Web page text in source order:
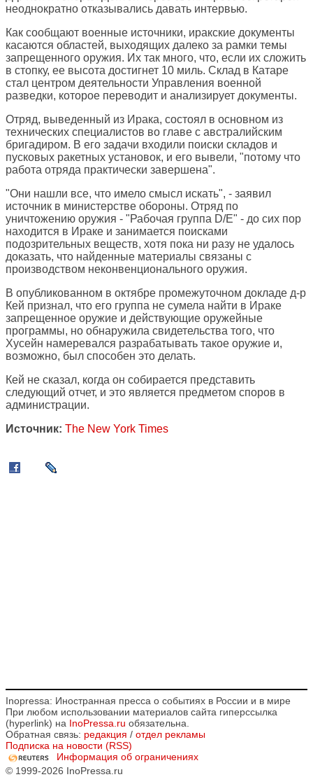
неоднократно отказывались давать интервью.
Как сообщают военные источники, иракские документы
касаются областей, выходящих далеко за рамки темы
запрещенного оружия. Их так много, что, если их сложить
в стопку, ее высота достигнет 10 миль. Склад в Катаре
стал центром деятельности Управления военной
разведки, которое переводит и анализирует документы.
Отряд, выведенный из Ирака, состоял в основном из
технических специалистов во главе с австралийским
бригадиром. В его задачи входили поиски складов и
пусковых ракетных установок, и его вывели, "потому что
работа отряда практически завершена".
"Они нашли все, что имело смысл искать", - заявил
источник в министерстве обороны. Отряд по
уничтожению оружия - "Рабочая группа D/E" - до сих пор
находится в Ираке и занимается поисками
подозрительных веществ, хотя пока ни разу не удалось
доказать, что найденные материалы связаны с
производством неконвенционального оружия.
В опубликованном в октябре промежуточном докладе д-р
Кей признал, что его группа не сумела найти в Ираке
запрещенное оружие и действующие оружейные
программы, но обнаружила свидетельства того, что
Хусейн намеревался разрабатывать такое оружие и,
возможно, был способен это делать.
Кей не сказал, когда он собирается представить
следующий отчет, и это является предметом споров в
администрации.
Источник: The New York Times
Inopressa: Иностранная пресса о событиях в России и в мире
При любом использовании материалов сайта гиперссылка
(hyperlink) на InoPressa.ru обязательна.
Обратная связь: редакция / отдел рекламы
Подписка на новости (RSS)
Информация об ограничениях
© 1999-2026 InoPressa.ru